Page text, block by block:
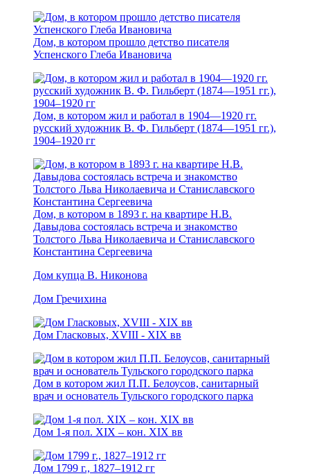
Дом, в котором прошло детство писателя
Успенского Глеба Ивановича
Дом, в котором жил и работал в 1904—1920 гг.
русский художник В. Ф. Гильберт (1874—1951 гг.),
1904–1920 гг
Дом, в котором в 1893 г. на квартире Н.В.
Давыдова состоялась встреча и знакомство
Толстого Льва Николаевича и Станиславского
Константина Сергеевича
Дом купца В. Никонова
Дом Гречихина
Дом Гласковых, XVIII - ХIХ вв
Дом в котором жил П.П. Белоусов, санитарный
врач и основатель Тульского городского парка
Дом 1-я пол. XIX – кон. XIX вв
Дом 1799 г., 1827–1912 гг